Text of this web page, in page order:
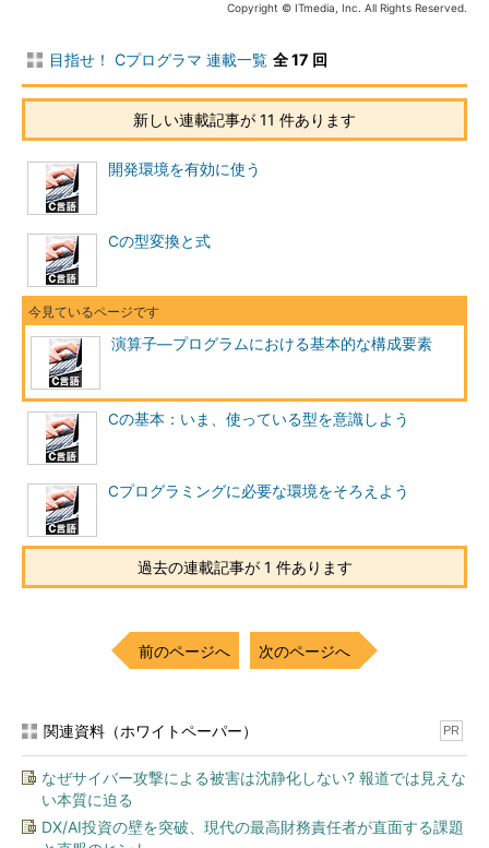
Copyright © ITmedia, Inc. All Rights Reserved.
目指せ！ Cプログラマ 連載一覧 全 17 回
新しい連載記事が 11 件あります
開発環境を有効に使う
Cの型変換と式
演算子―プログラムにおける基本的な構成要素
Cの基本：いま、使っている型を意識しよう
Cプログラミングに必要な環境をそろえよう
過去の連載記事が 1 件あります
前のページへ 次のページへ
関連資料（ホワイトペーパー） PR
なぜサイバー攻撃による被害は沈静化しない? 報道では見えな
い本質に迫る
DX/AI投資の壁を突破、現代の最高財務責任者が直面する課題